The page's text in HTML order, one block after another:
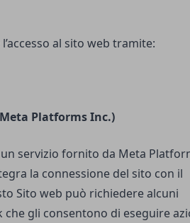
al sito web tramite:
Platforms Inc.)
un servizio fornito da Meta
la connessione del sito con il
Sito web può richiedere alcuni
che gli consentono di eseguire